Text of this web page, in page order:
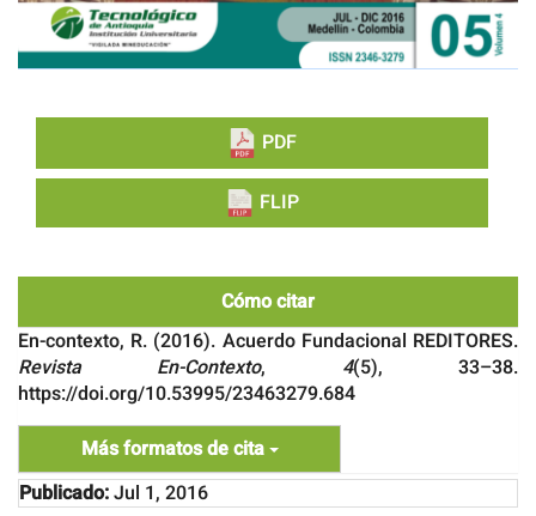
PDF
FLIP
Cómo citar
En-contexto, R. (2016). Acuerdo Fundacional REDITORES.
Revista En-Contexto, 4(5), 33–38.
https://doi.org/10.53995/23463279.684
Más formatos de cita
Publicado:Jul 1, 2016